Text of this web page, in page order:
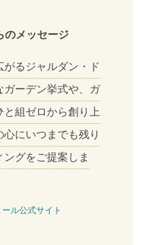
のメッセージ
るジャルダン・ド
ガーデン挙式や、ガ
組ゼロから創り上
にいつまでも残り
グをご提案しま
ル公式サイト